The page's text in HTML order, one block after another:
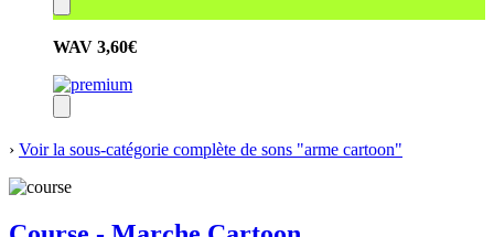
WAV 3,60€
› Voir la sous-catégorie complète de sons "arme cartoon"